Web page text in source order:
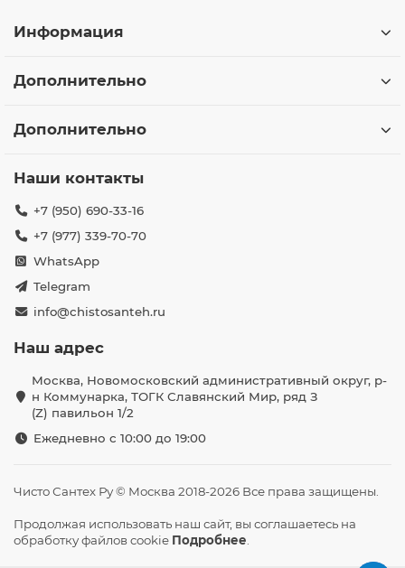
Информация
Дополнительно
Дополнительно
Наши контакты
+7 (950) 690-33-16
+7 (977) 339-70-70
WhatsApp
Telegram
info@chistosanteh.ru
Наш адрес
Москва, Новомосковский административный округ, р-
н Коммунарка, ТОГК Славянский Мир, ряд З
(Z) павильон 1/2
Ежедневно с 10:00 до 19:00
Чисто Сантех Ру © Москва 2018-2026 Все права защищены.
Продолжая использовать наш сайт, вы соглашаетесь на
обработку файлов cookie Подробнее